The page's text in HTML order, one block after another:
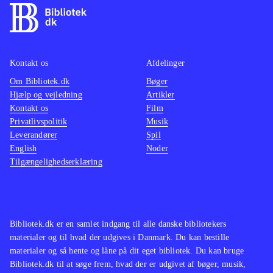
Bibliotek.dk er en samlet indgang til alle danske bibliotekers
materialer og til hvad der udgives i Danmark. Du kan bestille
materialer og så hente og låne på dit eget bibliotek. Du kan bruge
Bibliotek.dk til at søge frem, hvad der er udgivet af bøger, musik,
Kontakt os
Om Bibliotek.dk
Hjælp og vejledning
Kontakt os
Privatlivspolitik
Leverandører
English
Tilgængelighedserklæring
Afdelinger
Bøger
Artikler
Film
Musik
Spil
Noder